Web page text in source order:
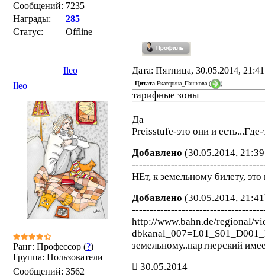
Сообщений: 7235
Награды:
285
Статус:
Offline
Ileo
Дата: Пятница, 30.05.2014,
Ileo
Ранг: Профессор (?)
Группа: Пользователи
Сообщений: 3562
Цитата Екатерина_Пашкова ( )
тарифные зоны
Да
Preisstufe-это они и
Добавлено (30.05.2014,
НЕт, к земельному билету,
Добавлено (30.05.2014,
http://www.bahn.de/regional/
земельному..партнерский
30.05.2014